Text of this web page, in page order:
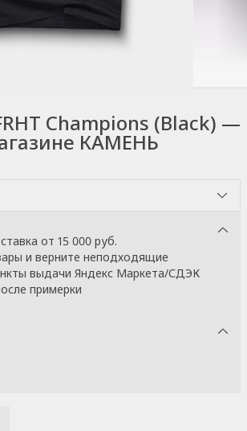
Champions (Black) —
КАМЕНЬ
от 15 000 руб.
и верните неподходящие
выдачи Яндекс Маркета/СДЭК
примерки